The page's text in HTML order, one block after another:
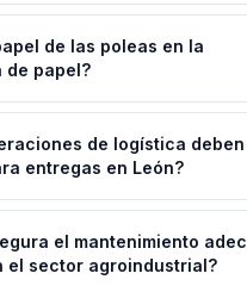
de las poleas en la
de papel?
de logística
entregas en León?
el mantenimiento
el sector agroindustrial?